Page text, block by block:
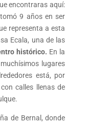
encontraras aquí:
9 años en ser
representa a esta
Ecala, una de las
histórico. En la
lugares
está, por
calles llenas de
de Bernal, donde